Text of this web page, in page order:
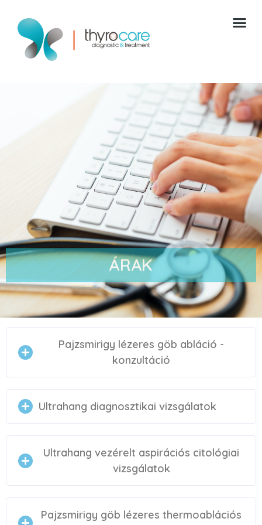
ÁRAK
Pajzsmirigy lézeres göb abláció -
konzultáció
Szakorvosi konzultáció
50 000
Ultrahang diagnosztikai vizsgálatok
Pajzsmirigy ultrahang vizsgálat
30 000
Ultrahang vezérelt aspirációs citológiai
vizsgálatok
Pajzsmirigy göb aspirációs
47 500
Pajzsmirigy göb lézeres thermoablációs